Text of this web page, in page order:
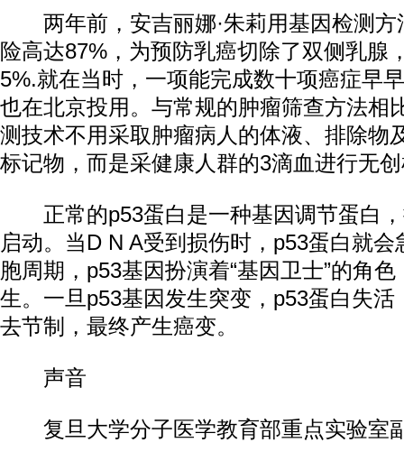
两年前，安吉丽娜·朱莉用基因检测方
险高达87%，为预防乳癌切除了双侧乳腺
5%.就在当时，一项能完成数十项癌症早
也在北京投用。与常规的肿瘤筛查方法相
测技术不用采取肿瘤病人的体液、排除物
标记物，而是采健康人群的3滴血进行无
正常的p53蛋白是一种基因调节蛋白，
启动。当D N A受到损伤时，p53蛋白就
胞周期，p53基因扮演着“基因卫士”的角
生。一旦p53基因发生突变，p53蛋白失活
去节制，最终产生癌变。
声音
复旦大学分子医学教育部重点实验室